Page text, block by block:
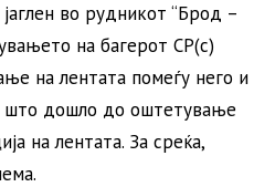
во рудникот “Брод –
на багерот СР(с)
на лентата помеѓу него и
што дошло до оштетување
на лентата. За среќа,